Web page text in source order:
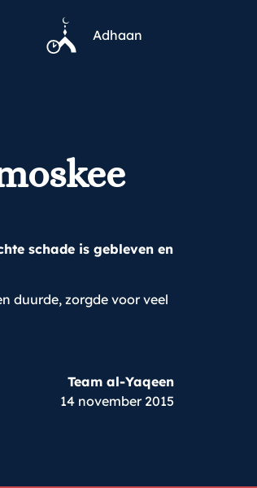
Adhaan
schade is gebleven en
duurde, zorgde voor veel
Team al-Yaqeen
14 november 2015